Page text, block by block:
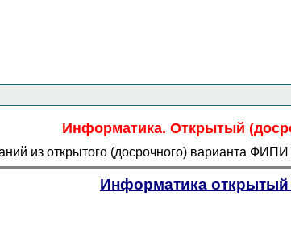
Информатика. Открытый
из открытого (досрочного) варианта
Информатика